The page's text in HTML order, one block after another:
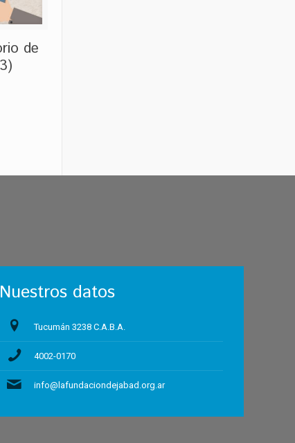
de
Nuestros datos
Tucumán 3238 C.A.B.A.
4002-0170
info@lafundaciondejabad.org.ar